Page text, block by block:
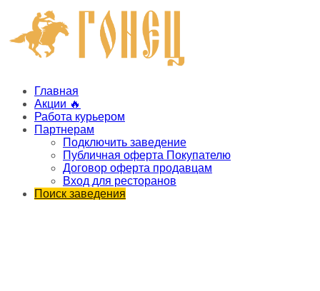
Главная
Акции 🔥
Работа курьером
Партнерам
Подключить заведение
Публичная оферта Покупателю
Договор оферта продавцам
Вход для ресторанов
Поиск заведения